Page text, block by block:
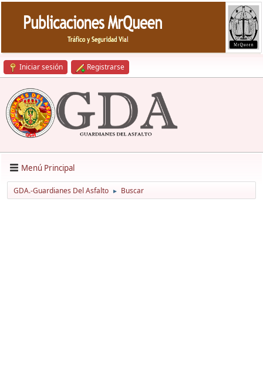
Iniciar sesión Registrarse
Menú Principal
GDA.-Guardianes Del Asfalto ► Buscar